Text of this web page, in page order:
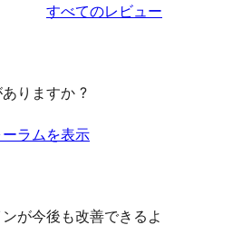
すべてのレビュー
りますか ?
ラムを表示
が今後も改善できるよ